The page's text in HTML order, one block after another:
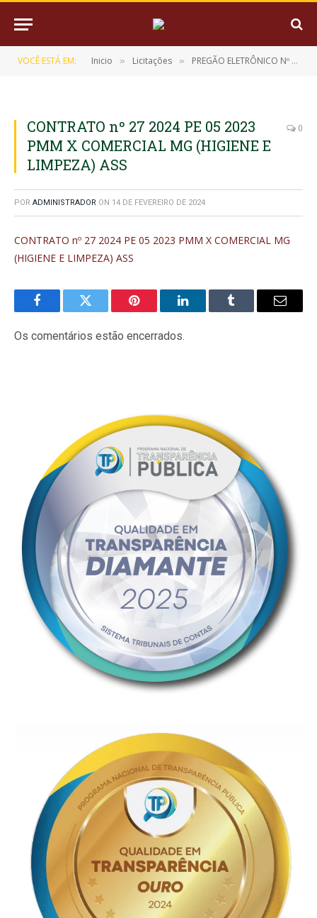
VOCÊ ESTÁ EM: Inicio » Licitações » PREGÃO ELETRÔNICO Nº 05/2023 (REGISTRO DE PREÇO PARA EVENTUAL AQUISIÇÃO DE MATERIAL DESCARTÁVEL, HIGIENE E LIMPEZA)
CONTRATO nº 27 2024 PE 05 2023
PMM X COMERCIAL MG (HIGIENE E
LIMPEZA) ASS
0
POR ADMINISTRADOR ON 14 DE FEVEREIRO DE 2024
CONTRATO nº 27 2024 PE 05 2023 PMM X COMERCIAL MG
(HIGIENE E LIMPEZA) ASS
FacebookTwitter Pinterest LinkedInTumblr
E-
Os comentários estão encerrados.